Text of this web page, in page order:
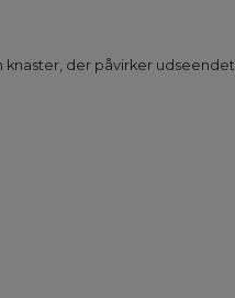
der påvirker udseendet.